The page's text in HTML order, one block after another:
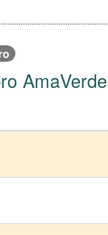
AmaVerde